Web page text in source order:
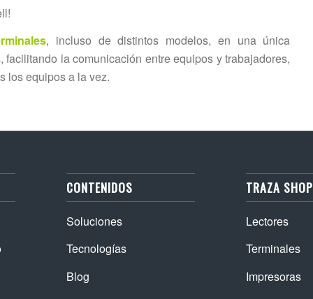
, incluso de distintos modelos, en una única
la comunicación entre equipos y trabajadores,
los equipos a la vez.
CONTENIDOS
Soluciones
Tecnologías
Blog
TRAZA SHOP
Lectores
Terminales
Impresoras